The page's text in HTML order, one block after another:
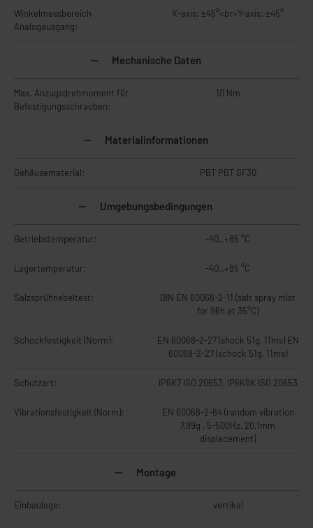
Winkelmessbereich
Analogausgang:
X-axis: ±45°<br>Y-axis: ±45°
Mechanische Daten
Max. Anzugsdrehmoment für
Befestigungsschrauben:
10 Nm
Materialinformationen
Gehäusematerial: PBT PBT GF30
Umgebungsbedingungen
Betriebstemperatur: -40..+85 °C
Lagertemperatur: -40..+85 °C
Salzsprühnebeltest:
DIN EN 60068-2-11 (salt spray mist
for 96h at 35°C)
Schockfestigkeit (Norm):
EN 60068-2-27 (shock 51g, 11ms) EN
60068-2-27 (schock 51g, 11ms)
Schutzart: IP6K7 ISO 20653, IP6K9K ISO 20653
Vibrationsfestigkeit (Norm):
EN 60068-2-64 (random vibration
7,99g , 5-500Hz, 20,1mm
displacement)
Montage
Einbaulage: vertikal